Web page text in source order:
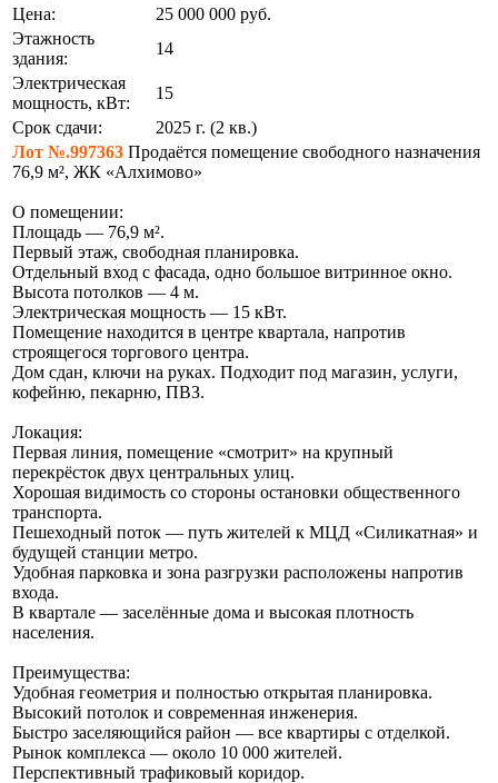
Цена:
25 000 000 руб.
Этажность
здания:
14
Электрическая
мощность, кВт:
15
Срок сдачи:
2025 г. (2 кв.)
Лот №.997363 Продаётся помещение свободного назначения
76,9 м², ЖК «Алхимово»
О помещении:
Площадь — 76,9 м².
Первый этаж, свободная планировка.
Отдельный вход с фасада, одно большое витринное окно.
Высота потолков — 4 м.
Электрическая мощность — 15 кВт.
Помещение находится в центре квартала, напротив
строящегося торгового центра.
Дом сдан, ключи на руках. Подходит под магазин, услуги,
кофейню, пекарню, ПВЗ.
Локация:
Первая линия, помещение «смотрит» на крупный
перекрёсток двух центральных улиц.
Хорошая видимость со стороны остановки общественного
транспорта.
Пешеходный поток — путь жителей к МЦД «Силикатная» и
будущей станции метро.
Удобная парковка и зона разгрузки расположены напротив
входа.
В квартале — заселённые дома и высокая плотность
населения.
Преимущества:
Удобная геометрия и полностью открытая планировка.
Высокий потолок и современная инженерия.
Быстро заселяющийся район — все квартиры с отделкой.
Рынок комплекса — около 10 000 жителей.
Перспективный трафиковый коридор.